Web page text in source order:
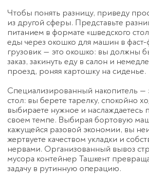
Чтобы понять разницу, приведу
из другой сферы. Представьте
питанием в формате «шведского
еды через окошко для машин в
грузовик — это окошко: вы должны
заказ, закинуть еду в салон и
проезд, роняя картошку на сиденье.
Специализированный накопитель —
стол: вы берете тарелку, спокойно
выбираете нужное и наслаждаетесь
своем темпе. Выбирая бортовую
кажущейся разовой экономии, вы
жертвуете качеством укладки и
нервами. Организованный вывоз
мусора контейнер Ташкент
задачу в рутинную операцию.